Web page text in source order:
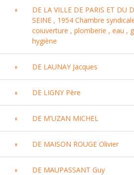
DE LA VILLE DE PARIS ET DU
SEINE , 1954 Chambre
coiuverture , plomberie , eau ,
hygiène
DE LAUNAY Jacques
DE LIGNY Père
DE M'UZAN MICHEL
DE MAISON ROUGE Olivier
DE MAUPASSANT Guy